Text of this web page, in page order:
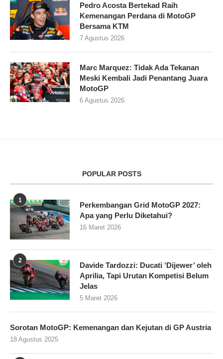
Pedro Acosta Bertekad Raih
Kemenangan Perdana di MotoGP
Bersama KTM
7 Agustus 2026
Marc Marquez: Tidak Ada Tekanan
Meski Kembali Jadi Penantang Juara
MotoGP
6 Agustus 2026
POPULAR POSTS
1
Perkembangan Grid MotoGP 2027:
Apa yang Perlu Diketahui?
16 Maret 2026
2
Davide Tardozzi: Ducati ‘Dijewer’ oleh
Aprilia, Tapi Urutan Kompetisi Belum
Jelas
5 Maret 2026
Sorotan MotoGP: Kemenangan dan Kejutan di GP Austria
18 Agustus 2025